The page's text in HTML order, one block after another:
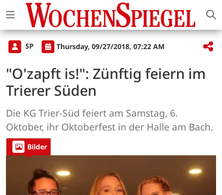
SP Thursday, 09/27/2018, 07:22 AM
"O'zapft is!": Zünftig feiern im
Trierer Süden
Die KG Trier-Süd feiert am Samstag, 6.
Oktober, ihr Oktoberfest in der Halle am Bach.
Bilder